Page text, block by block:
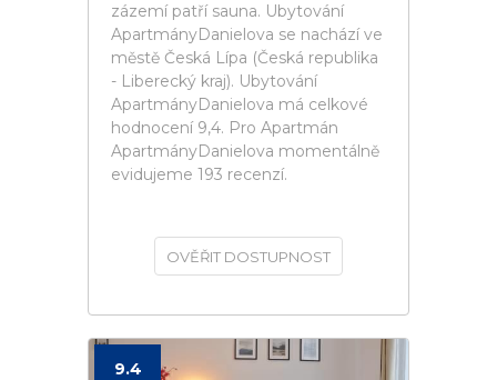
zázemí patří sauna. Ubytování
ApartmányDanielova se nachází ve
městě Česká Lípa (Česká republika
- Liberecký kraj). Ubytování
ApartmányDanielova má celkové
hodnocení 9,4. Pro Apartmán
ApartmányDanielova momentálně
evidujeme 193 recenzí.
OVĚŘIT DOSTUPNOST
9.4